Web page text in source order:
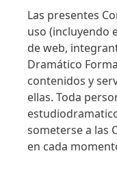
Las presentes
uso (incluyendo
de web,
Dramático
contenidos y
ellas. Toda
someterse a las
en cada